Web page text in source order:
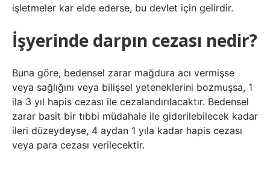
işletmeler kar elde ederse, bu devlet için gelirdir.
İşyerinde darpın cezası nedir?
Buna göre, bedensel zarar mağdura acı vermişse
veya sağlığını veya bilişsel yeteneklerini bozmuşsa, 1
ila 3 yıl hapis cezası ile cezalandırılacaktır. Bedensel
zarar basit bir tıbbi müdahale ile giderilebilecek kadar
ileri düzeydeyse, 4 aydan 1 yıla kadar hapis cezası
veya para cezası verilecektir.